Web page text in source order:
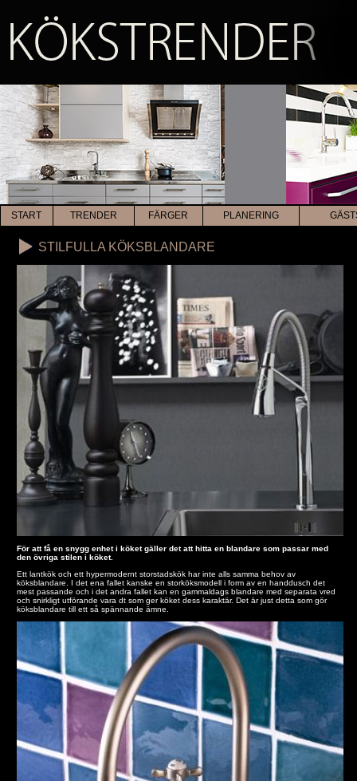
START TRENDER FÄRGER PLANERING
STILFULLA KÖKSBLANDARE
För att få en snygg enhet i köket gäller det att hitta en blandare som passar med
den övriga stilen i köket.
Ett lantkök och ett hypermodernt storstadskök har inte alls samma behov av
köksblandare. I det ena fallet kanske en storköksmodell i form av en handdusch det
mest passande och i det andra fallet kan en gammaldags blandare med separata vred
och snirkligt utförande vara dt som ger köket dess karaktär. Det är just detta som gör
köksblandare till ett så spännande ämne.